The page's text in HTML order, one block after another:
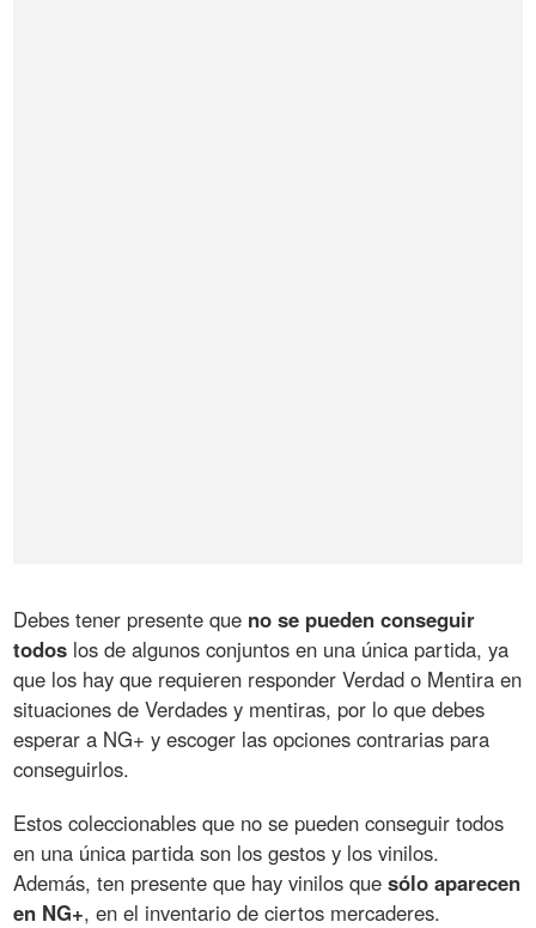
Debes tener presente que no se pueden conseguir
todos los de algunos conjuntos en una única partida, ya
que los hay que requieren responder Verdad o Mentira en
situaciones de Verdades y mentiras, por lo que debes
esperar a NG+ y escoger las opciones contrarias para
conseguirlos.
Estos coleccionables que no se pueden conseguir todos
en una única partida son los gestos y los vinilos.
Además, ten presente que hay vinilos quesólo aparecen
en NG+, en el inventario de ciertos mercaderes.